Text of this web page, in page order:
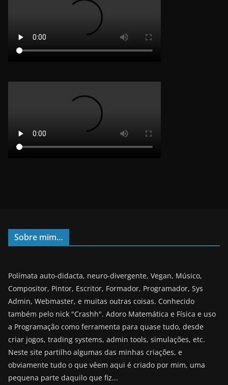
Sobre mim…
Polímata auto-didacta, neuro-divergente, Vegan, Músico,
Compositor, Pintor, Escritor, Formador, Programador, Sys
Admin, Webmaster, e muitas outras coisas. Conhecido
também pelo nick "Crashh". Adoro Matemática e Física e uso
a Programação como ferramenta para quase tudo, desde
criar jogos, trading systems, admin tools, simulações, etc.
Neste site partilho algumas das minhas criações, e
obviamente tudo o que vêem aqui é criado por mim, uma
pequena parte daquilo que fiz...